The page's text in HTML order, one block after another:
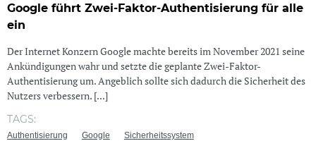
Google führt Zwei-Faktor-Authentisierung für alle
ein
Der Internet Konzern Google machte bereits im November 2021 seine
Ankündigungen wahr und setzte die geplante Zwei-Faktor-
Authentisierung um. Angeblich sollte sich dadurch die Sicherheit des
Nutzers verbessern. [...]
TAGS:
Authentisierung Google
Sicherheitssystem